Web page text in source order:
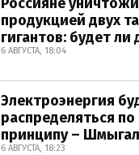
продукцией двух
гигантов: будет
6 АВГУСТА, 18:04
Электроэнергия
распределяться
принципу –
6 АВГУСТА, 18:23